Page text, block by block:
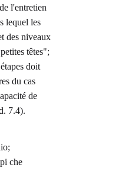
l'entretien
lequel les
des niveaux
têtes";
doit
du cas
de
7.4).
che